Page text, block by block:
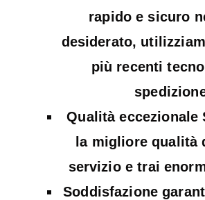
rapido e sicuro
desiderato,
più recenti
Qualità eccezionale
la migliore qualità
servizio e trai
Soddisfazione